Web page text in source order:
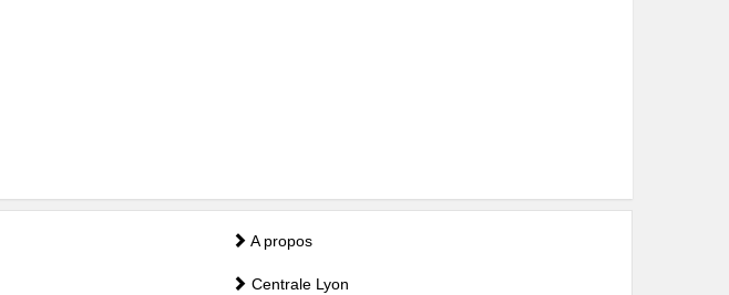
A propos
Centrale Lyon